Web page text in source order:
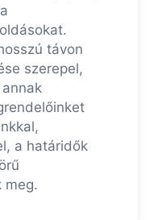
távon
szerepel,
a határidők
meg.